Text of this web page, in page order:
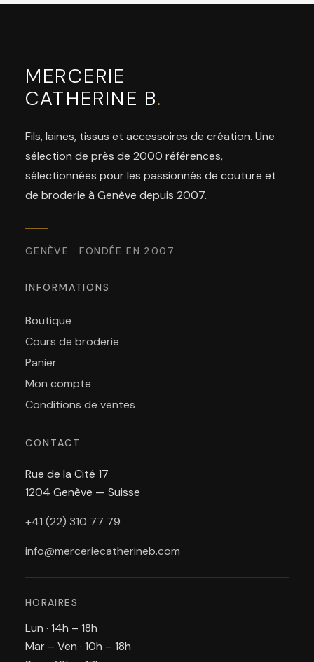
MERCERIE
CATHERINE B.
Fils, laines, tissus et accessoires de création. Une
sélection de près de 2000 références,
sélectionnées pour les passionnés de couture et
de broderie à Genève depuis 2007.
GENÈVE · FONDÉE EN 2007
INFORMATIONS
Boutique
Cours de broderie
Panier
Mon compte
Conditions de ventes
CONTACT
Rue de la Cité 17
1204 Genève — Suisse
+41 (22) 310 77 79
info@merceriecatherineb.com
HORAIRES
Lun · 14h – 18h
Mar – Ven · 10h – 18h